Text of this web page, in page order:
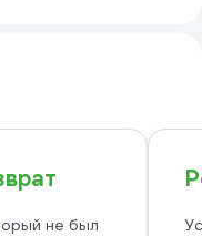
не был